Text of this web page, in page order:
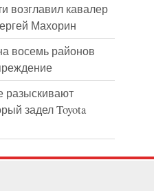
возглавил кавалер
Махорин
восемь районов
задел Toyota